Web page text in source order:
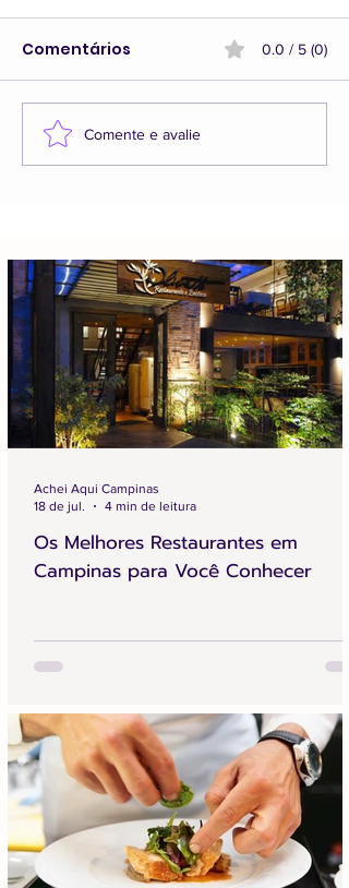
Comentários 0.0 / 5 (0)
Comente e avalie
Os Melhores Restaurantes em
Campinas para Você Conhecer
Achei Aqui Campinas
18 de jul.
4 min de leitura